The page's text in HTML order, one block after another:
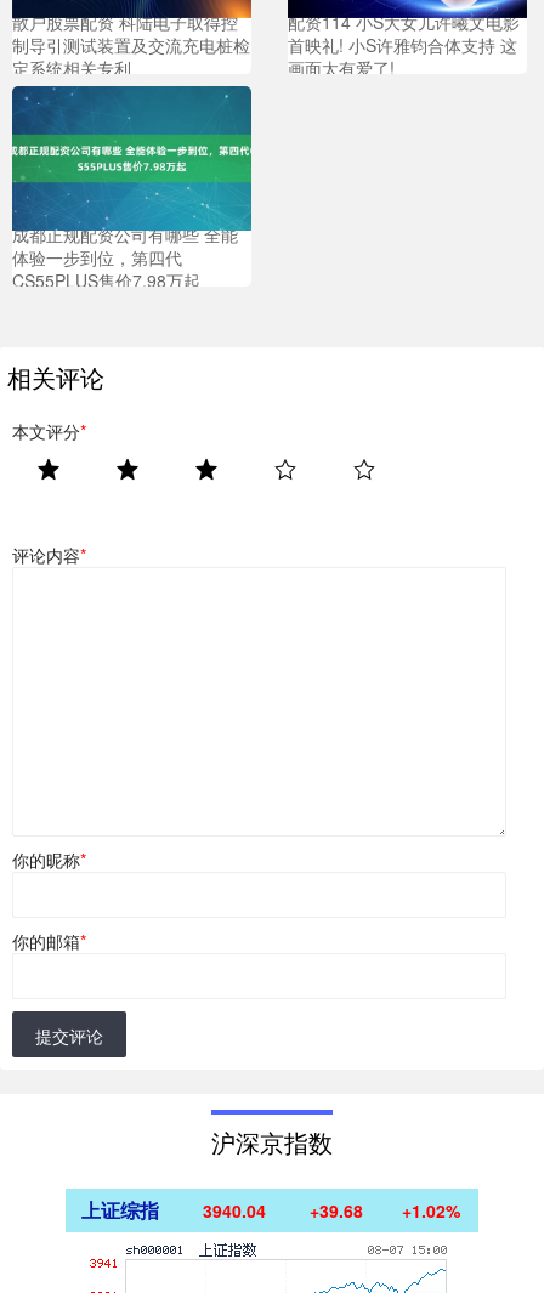
散户股票配资 科陆电子取得控
制导引测试装置及交流充电桩检
定系统相关专利
配资114 小S大女儿许曦文电影
首映礼! 小S许雅钧合体支持 这
画面太有爱了!
成都正规配资公司有哪些 全能
体验一步到位，第四代
CS55PLUS售价7.98万起
相关评论
本文评分*
评论内容*
你的昵称*
你的邮箱*
提交评论
沪深京指数
上证综指 3940.04 +39.68 +1.02%